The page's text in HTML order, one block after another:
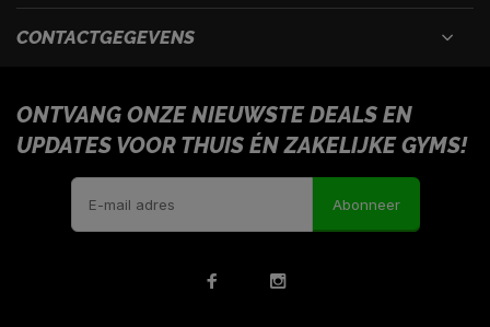
CONTACTGEGEVENS
ONTVANG ONZE NIEUWSTE DEALS EN
UPDATES VOOR THUIS ÉN ZAKELIJKE GYMS!
Abonneer